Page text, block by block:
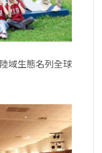
域生態名列全球